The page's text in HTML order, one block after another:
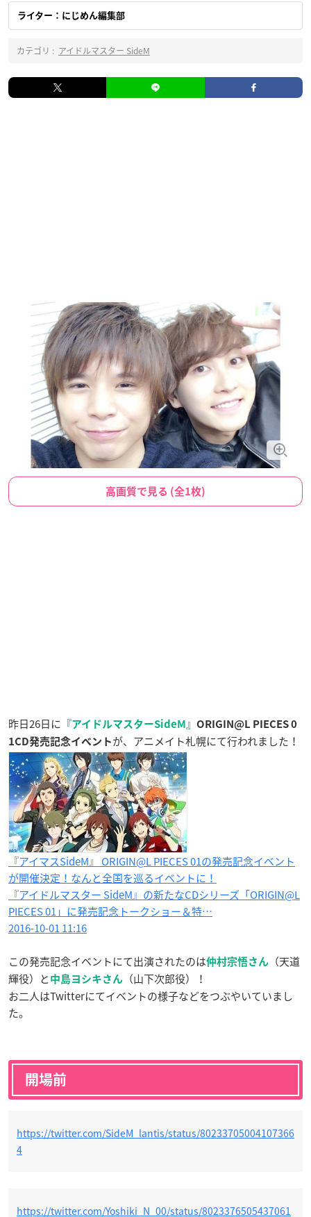
ライター：にじめん編集部
カテゴリ : アイドルマスター SideM
高画質で見る (全1枚)
昨日26日に 『アイドルマスターSideM』 ORIGIN@L PIECES 0
1CD発売記念イベント が、アニメイト札幌にて行われました！
『アイマスSideM』 ORIGIN@L PIECES 01の発売記念イベント
が開催決定！なんと全国を巡るイベントに！
『アイドルマスター SideM』の新たなCDシリーズ「ORIGIN@L
PIECES 01」に発売記念トークショー＆特…
2016-10-01 11:16
この発売記念イベントにて出演されたのは仲村宗悟さん
（天道
輝役）と 中島ヨシキさん
（山下次郎役）！
お二人はTwitterにてイベントの様子などをつぶやいていまし
た。
開場前
https://twitter.com/SideM_lantis/status/80233705004107366
4
https://twitter.com/Yoshiki_N_00/status/8023376505437061